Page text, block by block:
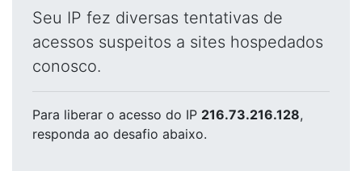
Seu IP fez diversas tentativas de
acessos suspeitos a sites hospedados
conosco.
Para liberar o acesso do IP 216.73.216.128,
responda ao desafio abaixo.